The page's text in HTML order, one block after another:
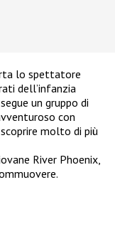
lo spettatore
dell’infanzia
un gruppo di
con
molto di più
River Phoenix,